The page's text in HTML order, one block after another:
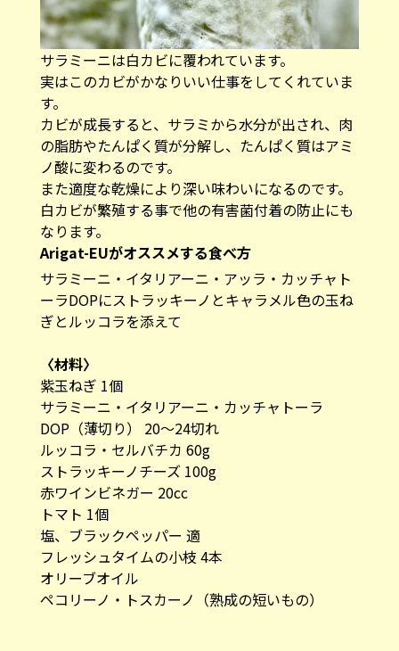
サラミーニは白カビに覆われています。
実はこのカビがかなりいい仕事をしてくれていま
す。
カビが成長すると、サラミから水分が出され、肉
の脂肪やたんぱく質が分解し、たんぱく質はアミ
ノ酸に変わるのです。
また適度な乾燥により深い味わいになるのです。
白カビが繁殖する事で他の有害菌付着の防止にも
なります。
Arigat-EUがオススメする食べ方
サラミーニ・イタリアーニ・アッラ・カッチャト
ーラDOPにストラッキーノとキャラメル色の玉ね
ぎとルッコラを添えて
〈材料〉
紫玉ねぎ 1個
サラミーニ・イタリアーニ・カッチャトーラ
DOP（薄切り） 20〜24切れ
ルッコラ・セルバチカ 60g
ストラッキーノチーズ 100g
赤ワインビネガー 20cc
トマト 1個
塩、ブラックペッパー 適
フレッシュタイムの小枝 4本
オリーブオイル
ペコリーノ・トスカーノ（熟成の短いもの）